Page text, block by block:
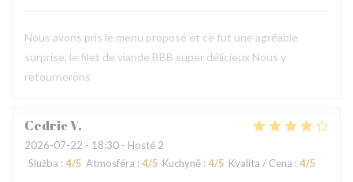
Nous avons pris le menu proposé et ce fut une agréable
surprise, le filet de viande BBB super délicieux Nous y
retournerons
CedricV
2026-07-22 - 18:30 - Hosté 2
Služba : 4/5 Atmosféra : 4/5 Kuchyně : 4/5 Kvalita / Cena : 4/5